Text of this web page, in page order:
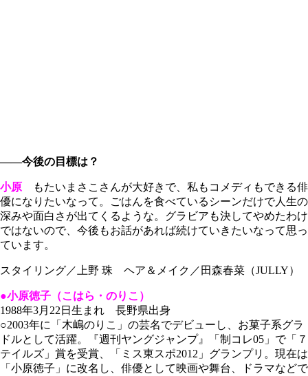
――今後の目標は？
小原 もたいまさこさんが大好きで、私もコメディもできる俳
優になりたいなって。ごはんを食べているシーンだけで人生の
深みや面白さが出てくるような。グラビアも決してやめたわけ
ではないので、今後もお話があれば続けていきたいなって思っ
ています。
スタイリング／上野 珠 ヘア＆メイク／田森春菜（JULLY）
●小原徳子（こはら・のりこ）
1988年3月22日生まれ 長野県出身
○2003年に「木嶋のりこ」の芸名でデビューし、お菓子系グラ
ドルとして活躍。『週刊ヤングジャンプ』「制コレ05」で「７
テイルズ」賞を受賞、「ミス東スポ2012」グランプリ。現在は
「小原徳子」に改名し、俳優として映画や舞台、ドラマなどで